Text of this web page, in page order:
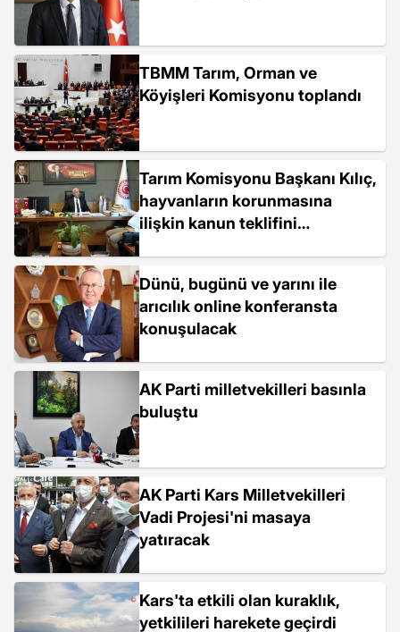
TBMM Tarım, Orman ve
Köyişleri Komisyonu toplandı
Tarım Komisyonu Başkanı Kılıç,
hayvanların korunmasına
ilişkin kanun teklifini
Dünü, bugünü ve yarını ile
arıcılık online konferansta
konuşulacak
AK Parti milletvekilleri basınla
buluştu
AK Parti Kars Milletvekilleri
Vadi Projesi'ni masaya
yatıracak
Kars'ta etkili olan kuraklık,
yetkilileri harekete geçirdi